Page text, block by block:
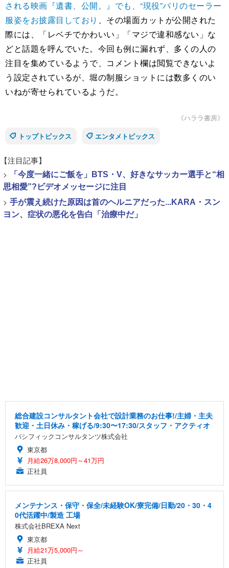
される映画『遺書、公開。』でも、“現役”バリのセーラー
服姿をお披露目しており 、その場面カットが公開された
際には、「レベチでかわいい」「マジで違和感ない」な
どと話題を呼んでいた。今回も例に漏れず、多くの人の
注目を集めているようで、コメント欄は閲覧できないよ
う設定されているが、堀の制服ショットには数多くのい
いねが寄せられているようだ。
《ハララ書房》
トップトピックス
エンタメトピックス
【注目記事】
>
「今度一緒にご飯を」BTS・V、好きなサッカー選手と“相
思相愛”?ビデオメッセージに注目
> 手が震え続けた原因は首のヘルニアだった...KARA・スン
ヨン、症状の悪化を告白「治療中だ」
総合建設コンサルタント会社で設計業務のお仕事!/主婦・主夫
歓迎・土日休み・稼げる/9:30〜17:30/スタッフ・アクティオ
パシフィックコンサルタンツ株式会社
東京都
月給26万8,000円～41万円
正社員
メンテナンス・保守・保全/未経験OK/寮完備/日勤/20・30・4
0代活躍中/製造 工場
株式会社BREXA Next
東京都
月給21万5,000円～
正社員